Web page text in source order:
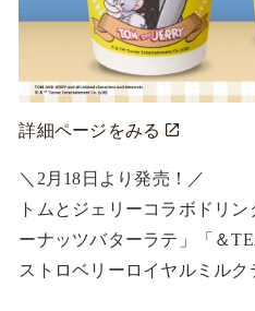
詳細ページをみる
＼2月18日より発売！／
トムとジェリーコラボドリ
ーナッツバターラテ」「＆
ストロベリーロイヤルミルク